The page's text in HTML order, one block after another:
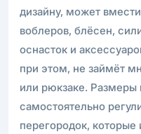
дизайну, может
воблеров, блёсен,
оснасток и
при этом, не займёт
или рюкзаке.
самостоятельно
перегородок, которые